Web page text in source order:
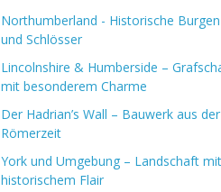
Northumberland - Historische Burgen
und Schlösser
Lincolnshire & Humberside –
mit besonderem Charme
Der Hadrian’s Wall – Bauwerk aus der
Römerzeit
York und Umgebung – Landschaft mit
historischem Flair